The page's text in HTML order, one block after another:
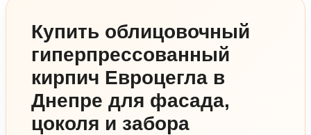
Купить облицовочный
гиперпрессованный
кирпич Евроцегла в
Днепре для фасада,
цоколя и забора